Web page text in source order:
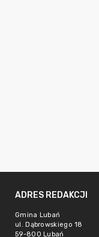
ADRES REDAKCJI
Gmina Lubań
ul. Dąbrowskiego 18
59-800 Lubań